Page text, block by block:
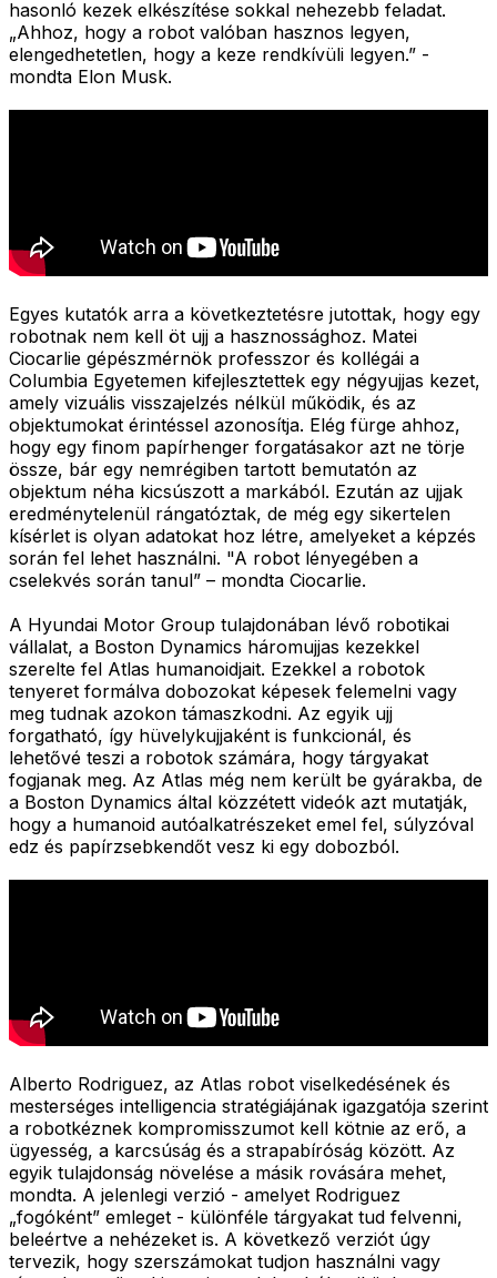
hasonló kezek elkészítése sokkal nehezebb feladat.
„Ahhoz, hogy a robot valóban hasznos legyen,
elengedhetetlen, hogy a keze rendkívüli legyen.” -
mondta Elon Musk.
Egyes kutatók arra a következtetésre jutottak, hogy egy
robotnak nem kell öt ujj a hasznossághoz. Matei
Ciocarlie gépészmérnök professzor és kollégái a
Columbia Egyetemen kifejlesztettek egy négyujjas kezet,
amely vizuális visszajelzés nélkül működik, és az
objektumokat érintéssel azonosítja. Elég fürge ahhoz,
hogy egy finom papírhenger forgatásakor azt ne törje
össze, bár egy nemrégiben tartott bemutatón az
objektum néha kicsúszott a markából. Ezután az ujjak
eredménytelenül rángatóztak, de még egy sikertelen
kísérlet is olyan adatokat hoz létre, amelyeket a képzés
során fel lehet használni. "A robot lényegében a
cselekvés során tanul” – mondta Ciocarlie.
A Hyundai Motor Group tulajdonában lévő robotikai
vállalat, a Boston Dynamics háromujjas kezekkel
szerelte fel Atlas humanoidjait. Ezekkel a robotok
tenyeret formálva dobozokat képesek felemelni vagy
meg tudnak azokon támaszkodni. Az egyik ujj
forgatható, így hüvelykujjaként is funkcionál, és
lehetővé teszi a robotok számára, hogy tárgyakat
fogjanak meg. Az Atlas még nem került be gyárakba, de
a Boston Dynamics által közzétett videók azt mutatják,
hogy a humanoid autóalkatrészeket emel fel, súlyzóval
edz és papírzsebkendőt vesz ki egy dobozból.
Alberto Rodriguez, az Atlas robot viselkedésének és
mesterséges intelligencia stratégiájának igazgatója szerint
a robotkéznek kompromisszumot kell kötnie az erő, a
ügyesség, a karcsúság és a strapabíróság között. Az
egyik tulajdonság növelése a másik rovására mehet,
mondta. A jelenlegi verzió - amelyet Rodriguez
„fogóként” emleget - különféle tárgyakat tud felvenni,
beleértve a nehézeket is. A következő verziót úgy
tervezik, hogy szerszámokat tudjon használni vagy